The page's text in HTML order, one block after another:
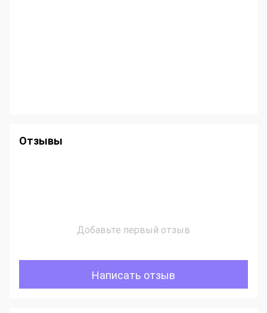
Отзывы
Добавьте первый отзыв
Написать отзыв